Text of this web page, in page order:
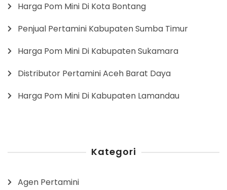
Harga Pom Mini Di Kota Bontang
Penjual Pertamini Kabupaten Sumba Timur
Harga Pom Mini Di Kabupaten Sukamara
Distributor Pertamini Aceh Barat Daya
Harga Pom Mini Di Kabupaten Lamandau
Kategori
Agen Pertamini